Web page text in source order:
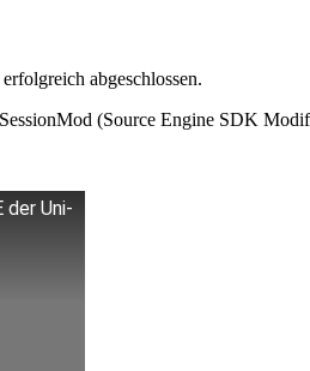
abgeschlossen.
(Source Engine SDK
der Uni-